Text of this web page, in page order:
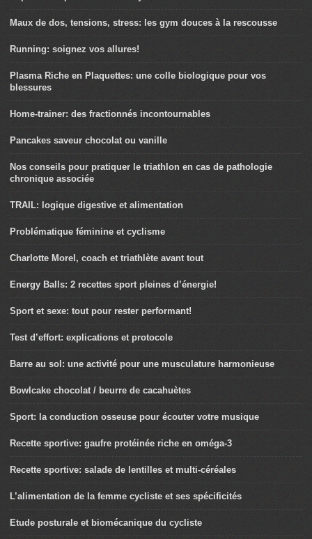
Maux de dos, tensions, stress: les gym douces à la rescousse
Running: soignez vos allures!
Plasma Riche en Plaquettes: une colle biologique pour vos
blessures
Home-trainer: des fractionnés incontournables
Pancakes saveur chocolat ou vanille
Nos conseils pour pratiquer le triathlon en cas de pathologie
chronique associée
TRAIL: logique digestive et alimentation
Problématique féminine et cyclisme
Charlotte Morel, coach et triathlète avant tout
Energy Balls: 2 recettes sport pleines d’énergie!
Sport et sexe: tout pour rester performant!
Test d’effort: explications et protocole
Barre au sol: une activité pour une musculature harmonieuse
Bowlcake chocolat / beurre de cacahuètes
Sport: la conduction osseuse pour écouter votre musique
Recette sportive: gaufre protéinée riche en oméga-3
Recette sportive: salade de lentilles et multi-céréales
L’alimentation de la femme cycliste et ses spécificités
Etude posturale et biomécanique du cycliste